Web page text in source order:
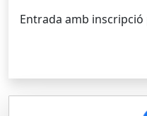
Entrada amb inscripció